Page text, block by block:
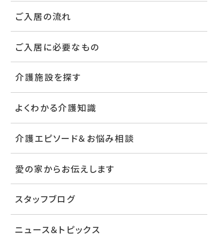
ご入居の流れ
ご入居に必要なもの
介護施設を探す
よくわかる介護知識
介護エピソード＆お悩み相談
愛の家からお伝えします
スタッフブログ
ニュース＆トピックス